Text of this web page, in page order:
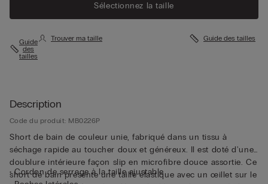
Sélectionnez la taille
Guide
des
tailles
Trouver ma taille Guide des tailles
Description
Code du produit: MB0226P
Short de bain de couleur unie, fabriqué dans un tissu à
séchage rapide au toucher doux et généreux. Il est doté d'une
doublure intérieure façon slip en microfibre douce assortie. Ce
short de bain présente une taille élastique avec un œillet sur le
• Cordon de serrage à la taille ajustable